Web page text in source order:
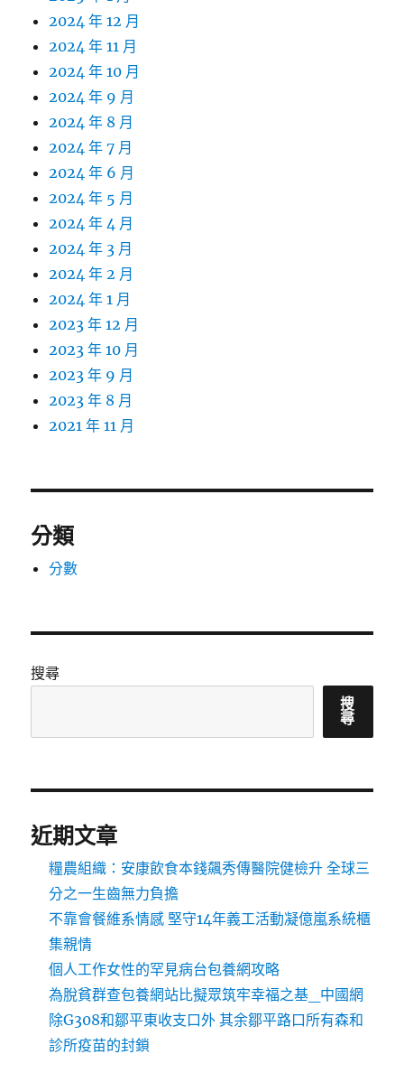
2024 年 12 月
2024 年 11 月
2024 年 10 月
2024 年 9 月
2024 年 8 月
2024 年 7 月
2024 年 6 月
2024 年 5 月
2024 年 4 月
2024 年 3 月
2024 年 2 月
2024 年 1 月
2023 年 12 月
2023 年 10 月
2023 年 9 月
2023 年 8 月
2021 年 11 月
分類
分數
搜尋
搜
尋
近期文章
糧農組織：安康飲食本錢飆秀傳醫院健檢升 全球三
分之一生齒無力負擔
不靠會餐維系情感 堅守14年義工活動凝億嵐系統櫃
集親情
個人工作女性的罕見病台包養網攻略
為脫貧群查包養網站比擬眾筑牢幸福之基_中國網
除G308和鄒平東收支口外 其余鄒平路口所有森和
診所疫苗的封鎖